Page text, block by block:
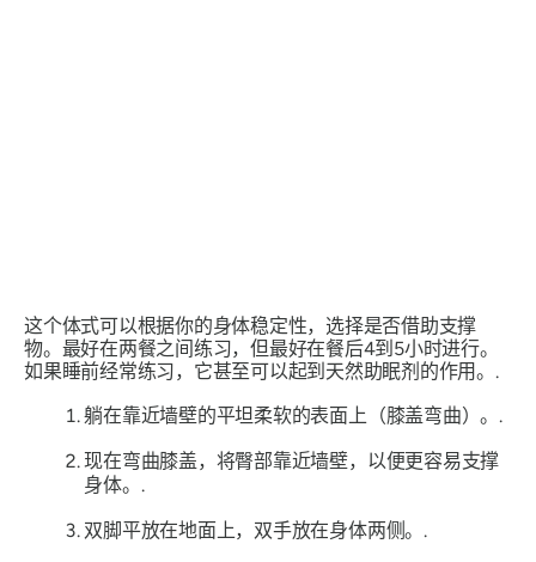
这个体式可以根据你的身体稳定性，选择是否借助支撑
物。最好在两餐之间练习，但最好在餐后4到5小时进行。
如果睡前经常练习，它甚至可以起到天然助眠剂的作用。.
躺在靠近墙壁的平坦柔软的表面上（膝盖弯曲）。.
现在弯曲膝盖，将臀部靠近墙壁，以便更容易支撑
身体。.
双脚平放在地面上，双手放在身体两侧。.